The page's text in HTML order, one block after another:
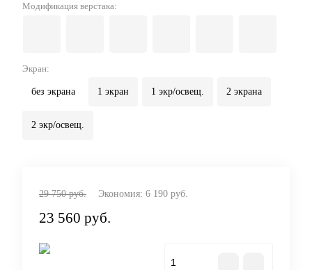
Модификация верстака:
Экран:
без экрана 1 экран 1 экр/освещ. 2 экрана
2 экр/освещ.
29 750 руб. Экономия: 6 190 руб.
23 560 руб.